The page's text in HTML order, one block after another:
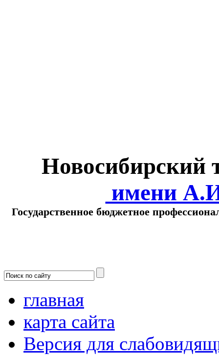
Новосибирский
имени
Государственное бюджетное
главная
карта сайта
Версия для